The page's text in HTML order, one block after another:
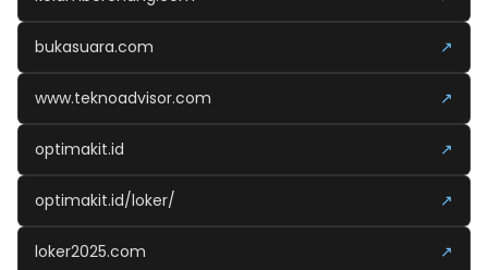
bukasuara.com ↗
www.teknoadvisor.com ↗
optimakit.id ↗
optimakit.id/loker/ ↗
loker2025.com ↗